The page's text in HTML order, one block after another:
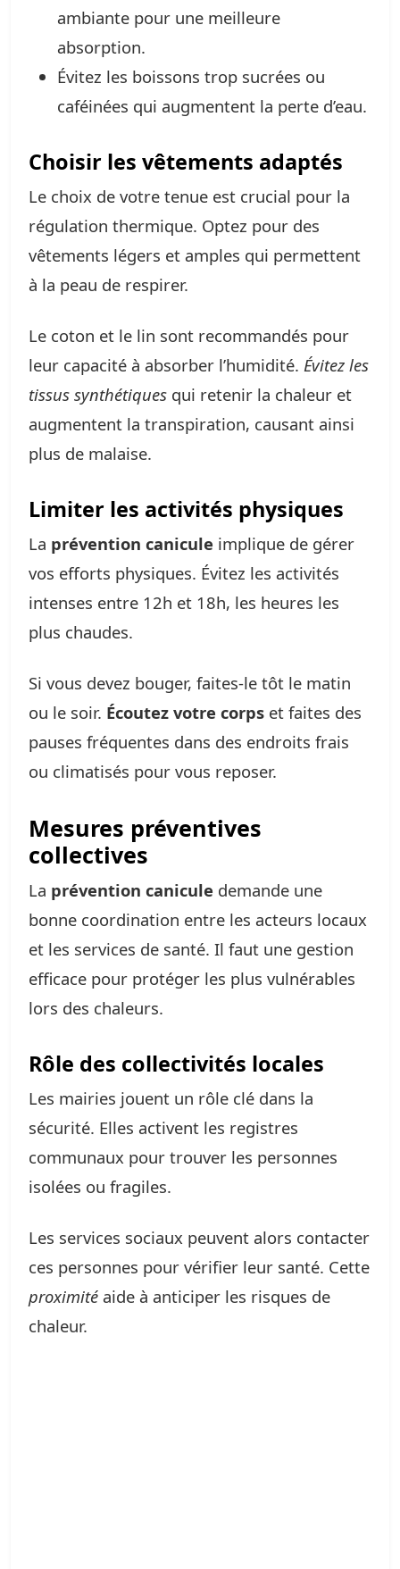
ambiante pour une meilleure
absorption.
Évitez les boissons trop sucrées ou
caféinées qui augmentent la perte d’eau.
Choisir les vêtements adaptés
Le choix de votre tenue est crucial pour la
régulation thermique. Optez pour des
vêtements légers et amples qui permettent
à la peau de respirer.
Le coton et le lin sont recommandés pour
leur capacité à absorber l’humidité. Évitez les
tissus synthétiques qui retenir la chaleur et
augmentent la transpiration, causant ainsi
plus de malaise.
Limiter les activités physiques
La prévention canicule implique de gérer
vos efforts physiques. Évitez les activités
intenses entre 12h et 18h, les heures les
plus chaudes.
Si vous devez bouger, faites-le tôt le matin
ou le soir. Écoutez votre corps et faites des
pauses fréquentes dans des endroits frais
ou climatisés pour vous reposer.
Mesures préventives
collectives
La prévention canicule demande une
bonne coordination entre les acteurs locaux
et les services de santé. Il faut une gestion
efficace pour protéger les plus vulnérables
lors des chaleurs.
Rôle des collectivités locales
Les mairies jouent un rôle clé dans la
sécurité. Elles activent les registres
communaux pour trouver les personnes
isolées ou fragiles.
Les services sociaux peuvent alors contacter
ces personnes pour vérifier leur santé. Cette
proximité aide à anticiper les risques de
chaleur.